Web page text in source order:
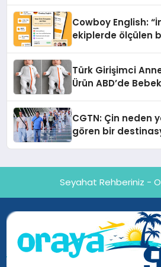
Cowboy English:
ekiplerde ölçülen
Türk Girişimci
Ürün ABD’de
CGTN: Çin neden
gören bir
Seyahat Rehberiniz -